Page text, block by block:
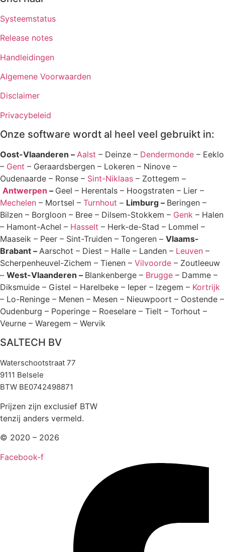
Systeemstatus
Release notes
Handleidingen
Algemene Voorwaarden
Disclaimer
Privacybeleid
Onze software wordt al heel veel gebruikt in:
Oost-Vlaanderen – Aalst – Deinze – Dendermonde – Eeklo
– Gent – Geraardsbergen – Lokeren – Ninove –
Oudenaarde – Ronse – Sint-Niklaas – Zottegem –
Antwerpen – Geel – Herentals – Hoogstraten – Lier –
Mechelen – Mortsel – Turnhout – Limburg – Beringen –
Bilzen – Borgloon – Bree – Dilsem-Stokkem – Genk – Halen
– Hamont-Achel – Hasselt – Herk-de-Stad – Lommel –
Maaseik – Peer – Sint-Truiden – Tongeren – Vlaams-
Brabant – Aarschot – Diest – Halle – Landen – Leuven –
Scherpenheuvel-Zichem – Tienen – Vilvoorde – Zoutleeuw
– West-Vlaanderen – Blankenberge – Brugge – Damme –
Diksmuide – Gistel – Harelbeke – Ieper – Izegem – Kortrijk
– Lo-Reninge – Menen – Mesen – Nieuwpoort – Oostende –
Oudenburg – Poperinge – Roeselare – Tielt – Torhout –
Veurne – Waregem – Wervik
SALTECH BV
Waterschootstraat 77
9111 Belsele
BTW BE0742498871
Prijzen zijn exclusief BTW
tenzij anders vermeld.
© 2020 – 2026
Facebook-f